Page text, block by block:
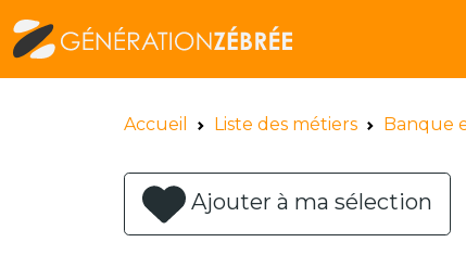
Accueil Liste des métiers Banque
Ajouter à ma sélection